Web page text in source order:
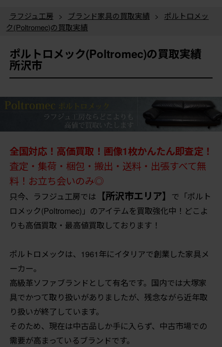
ラフジュ工房 > ブランド家具の買取実績 >
ポルトロメッ
ク(Poltromec)の買取実績
ポルトロメック(Poltromec)の買取実績
所沢市
全国対応！高価買取！画像1枚かんたん即査定！
査定・集荷・梱包・搬出・送料・出張すべて無
料！お立ち会いのみ◎
只今、ラフジュ工房では 【所沢市エリア】 で「ポルト
ロメック(Poltromec)」のアイテムを買取強化中！どこよ
りも高価買取・最高値買取しております！
ポルトロメックは、1961年にイタリアで創業した家具メ
ーカー。
高級革ソファブランドとして有名です。国内では大塚家
具でかつて取り扱いがありましたが、残念ながら近年取
り扱いが終了しています。
そのため、現在は中古品しか手に入らず、中古市場での
需要が高まっているブランドです。